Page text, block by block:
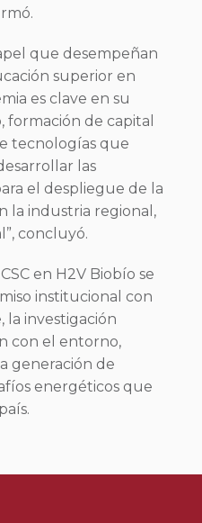
que desempeñan
superior en
es clave en su
formación de capital
tecnologías que
las
el despliegue de la
la industria regional,
concluyó.
en H2V Biobío se
institucional con
la investigación
con el entorno,
generación de
energéticos que